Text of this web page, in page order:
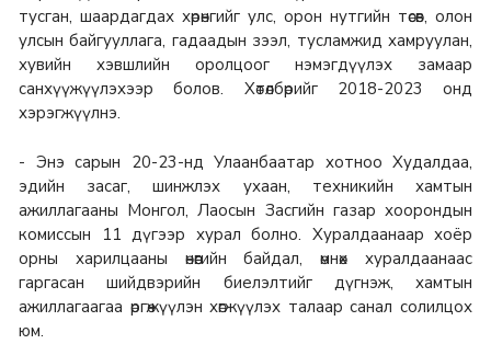
тусган, шаардагдах хөрөнгийг улс, орон нутгийн төсөв, олон
улсын байгууллага, гадаадын зээл, тусламжид хамруулан,
хувийн хэвшлийн оролцоог нэмэгдүүлэх замаар
санхүүжүүлэхээр болов. Хөтөлбөрийг 2018-2023 онд
хэрэгжүүлнэ.
- Энэ сарын 20-23-нд Улаанбаатар хотноо Худалдаа,
эдийн засаг, шинжлэх ухаан, техникийн хамтын
ажиллагааны Монгол, Лаосын Засгийн газар хоорондын
комиссын 11 дүгээр хурал болно. Хуралдаанаар хоёр
орны харилцааны өнөөгийн байдал, өмнөх хуралдаанаас
гаргасан шийдвэрийн биелэлтийг дүгнэж, хамтын
ажиллагаагаа өргөжүүлэн хөгжүүлэх талаар санал солилцох
юм.